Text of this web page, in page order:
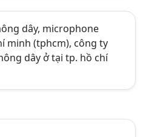
dây, microphone
minh (tphcm), công ty
dây ở tại tp. hồ chí